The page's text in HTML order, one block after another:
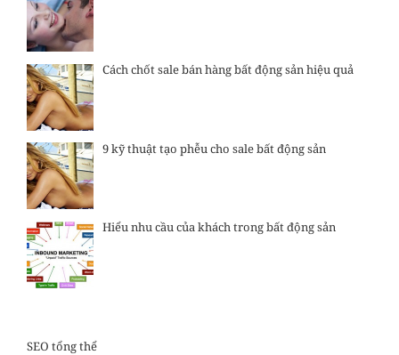
Cách chốt sale bán hàng bất động sản hiệu quả
9 kỹ thuật tạo phễu cho sale bất động sản
Hiểu nhu cầu của khách trong bất động sản
SEO tổng thể